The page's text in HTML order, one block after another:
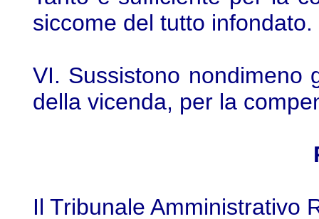
siccome del tutto infondato.
VI. Sussistono nondimeno
della vicenda, per la
Il Tribunale Amministrativo